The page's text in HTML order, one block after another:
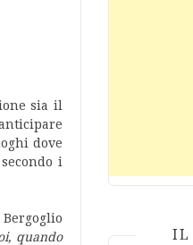
sia il
dove
i
Bergoglio
quando
IL